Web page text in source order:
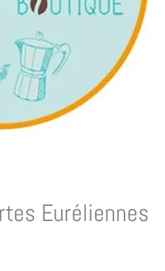
Euréliennes